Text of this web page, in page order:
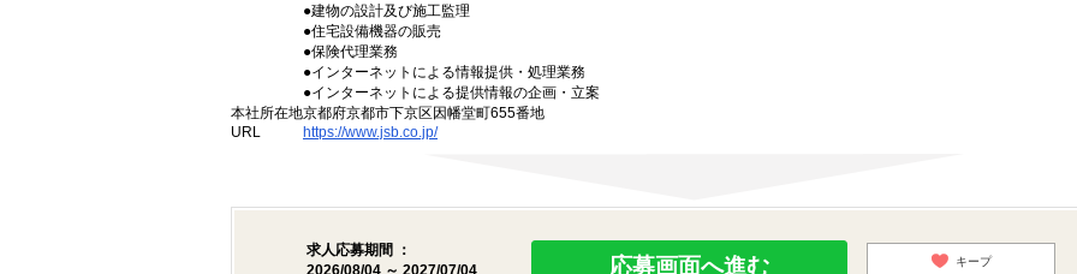
●建物の設計及び施工監理
●住宅設備機器の販売
●保険代理業務
●インターネットによる情報提供・処理業務
●インターネットによる提供情報の企画・立案
本社所在地京都府京都市下京区因幡堂町655番地
URL
https://www.jsb.co.jp/
求人応募期間 ：
2026/08/04 ～ 2027/07/04
応募画面へ進む キープ